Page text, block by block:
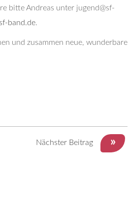
bitte Andreas unter jugend@sf-
band.de.
und zusammen neue, wunderbare
Nächster Beitrag »